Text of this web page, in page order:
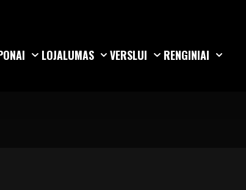
LOJALUMAS VERSLUI RENGINIAI